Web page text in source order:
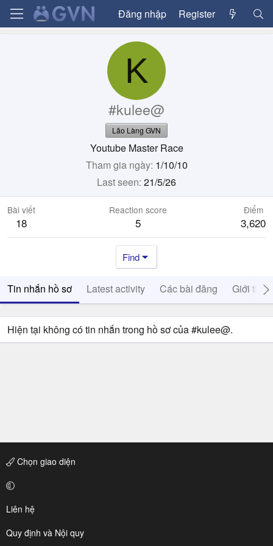
Đăng nhập Register
K
#kulee@
Lão Làng GVN
Youtube Master Race
Tham gia ngày 1/10/10
Last seen 21/5/26
Bài viết
18
Reaction score
5
Điểm
3,620
Find
Tin nhắn hồ sơ Latest activity Các bài đăng Giới thiệu
Hiện tại không có tin nhắn trong hồ sơ của #kulee@.
Chọn giao diện
Liên hệ
Quy định và Nội quy